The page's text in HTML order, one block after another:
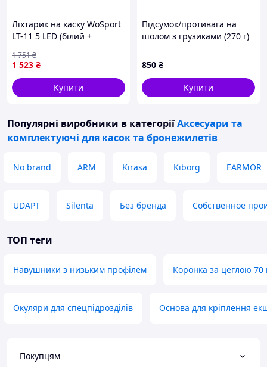
Ліхтарик на каску WoSport
LT-11 5 LED (білий +
синій + ІЧ) Койот (EKOBOX)
1 523 ₴
1 751₴
Купити
Підсумок/противага на
шолом з грузиками (270 г)
850 ₴
Купити
Популярні виробники в категоріїАксесуари та
комплектуючі для касок та бронежилетів
No brand ARM Kirasa Kiborg EARMOR
UDAPT Silenta Без бренда Собственное
ТОП теги
Навушники з низьким профілем Коронка за цеглою
Окуляри для спецпідрозділів Основа для кріплення
Покупцям